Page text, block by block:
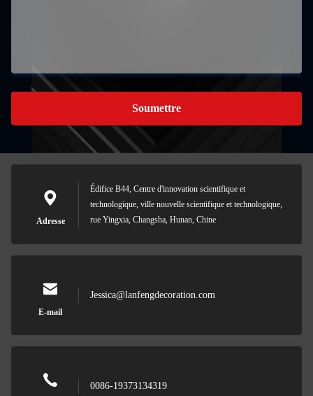
Soumettre
Adresse
Édifice B44, Centre d'innovation scientifique et
technologique, ville nouvelle scientifique et technologique,
rue Yingxia, Changsha, Hunan, Chine
E-mail
Jessica@lanfengdecoration.com
0086-19373134319